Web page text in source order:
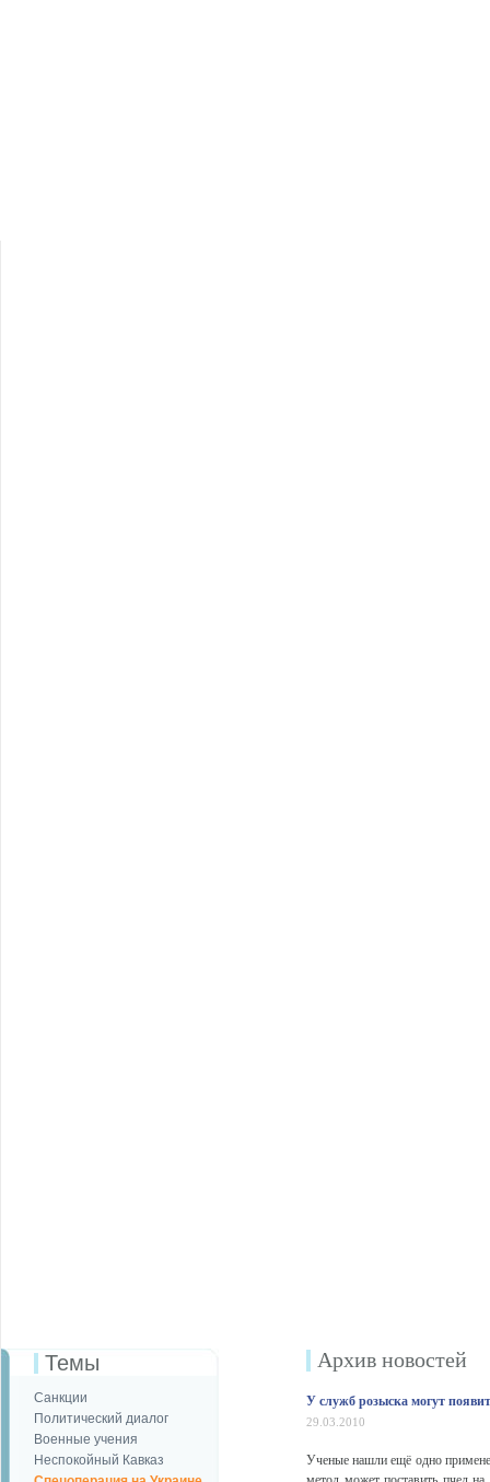
Темы
Санкции
Политический диалог
Военные учения
Неспокойный Кавказ
Архив новостей
У служб розыска могут
29.03.2010
Ученые нашли ещё одно